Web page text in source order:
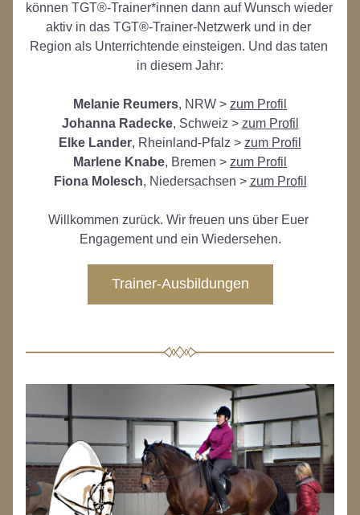
können TGT®-Trainer*innen dann auf Wunsch wieder
aktiv in das TGT®-Trainer-Netzwerk und in der
Region als Unterrichtende einsteigen. Und das taten
in diesem Jahr:
Melanie Reumers, NRW > zum Profil
Johanna Radecke, Schweiz > zum Profil
Elke Lander, Rheinland-Pfalz > zum Profil
Marlene Knabe, Bremen > zum Profil
Fiona Molesch, Niedersachsen > zum Profil
Willkommen zurück. Wir freuen uns über Euer
Engagement und ein Wiedersehen.
Trainer-Ausbildungen